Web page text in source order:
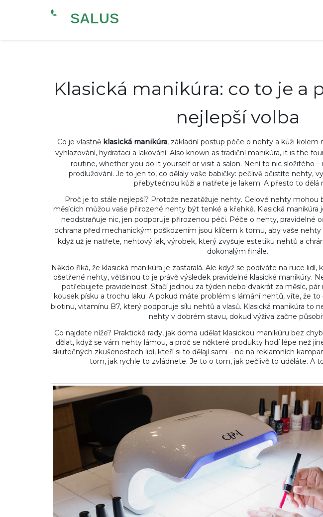
Klasická manikúra: co to je a
nejlepší volba
Co je vlastně klasická manikúra, základní postup péče o nehty a kůži kolem
vyhlazování, hydrataci a lakování. Also known as tradiční manikúra, it is the
routine, whether you do it yourself or visit a salon. Není to nic složitého –
prodlužování. Je to jen to, co dělaly vaše babičky: pečlivě očistíte nehty,
přebytečnou kůži a natřete je lakem. A přesto to dělá
Proč je to stále nejlepší? Protože nezatěžuje nehty. Gelové nehty mohou
měsících můžou vaše přirozené nehty být tenké a křehké. Klasická manikúra
neodstraňuje nic, jen podporuje přirozenou péči. Péče o nehty, pravidelné
ochrana před mechanickým poškozením jsou klíčem k tomu, aby vaše nehty
když už je natřete, nehtový lak, výrobek, který zvyšuje estetiku nehtů a
dokonalým finále.
Někdo říká, že klasická manikúra je zastaralá. Ale když se podíváte na ruce
ošetřené nehty, většinou to je právě výsledek pravidelné klasické manikúry.
potřebujete pravidelnost. Stačí jednou za týden nebo dvakrát za měsíc,
kousek písku a trochu laku. A pokud máte problém s lámání nehtů, víte, že
biotinu, vitamínu B7, který podporuje sílu nehtů a vlasů. Klasická manikúra to
nehty v dobrém stavu, dokud výživa začne
Co najdete níže? Praktické rady, jak doma udělat klasickou manikúru bez
dělat, když se vám nehty lámou, a proč se některé produkty hodí lépe než
skutečných zkušenostech lidí, kteří si to dělají sami – ne na reklamních
tom, jak rychle to zvládnete. Je to o tom, jak pečlivě to uděláte. A